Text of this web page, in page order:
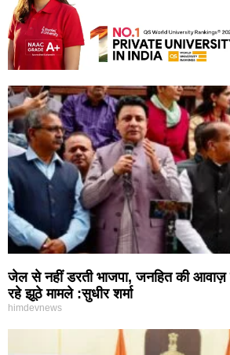
जेल से नहीं डरती भाजपा, जनहित की आवाज़
रहे झूठे मामले :सुधीर शर्मा
himdevnews